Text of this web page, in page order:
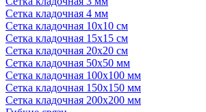
Сетка кладочная 4 мм
Сетка кладочная 10x10 см
Сетка кладочная 15x15 см
Сетка кладочная 20x20 см
Сетка кладочная 50x50 мм
Сетка кладочная 100x100 мм
Сетка кладочная 150x150 мм
Сетка кладочная 200x200 мм